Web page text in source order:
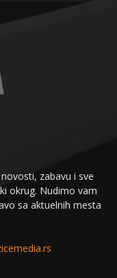
zabavu i sve
okrug. Nudimo vam
sa aktuelnih mesta